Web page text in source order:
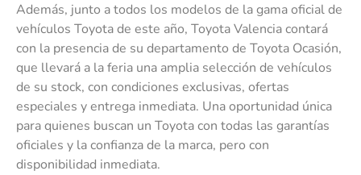
Además, junto a todos los modelos de la gama oficial de
vehículos Toyota de este año, Toyota Valencia contará
con la presencia de su departamento de Toyota Ocasión,
que llevará a la feria una amplia selección de vehículos
de su stock, con condiciones exclusivas, ofertas
especiales y entrega inmediata. Una oportunidad única
para quienes buscan un Toyota con todas las garantías
oficiales y la confianza de la marca, pero con
disponibilidad inmediata.